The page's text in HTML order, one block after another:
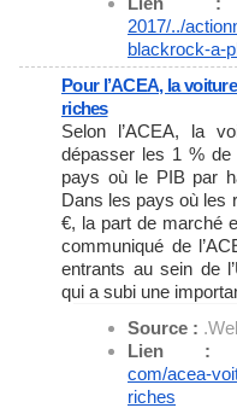
2017/../
blackrock-a-
Pour l’ACEA, la
riches
Selon l’ACEA, la
dépasser les 1 %
pays où le PIB par
Dans les pays où les
€, la part de marché
communiqué de
entrants au sein de
qui a subi une
Source :
Lien
com/acea-
riches